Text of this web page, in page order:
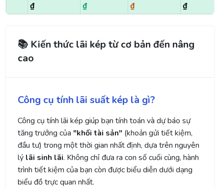
₫
₫
₫
₫
📚 Kiến thức lãi kép từ cơ bản đến nâng
cao
Công cụ tính lãi suất kép là gì?
Công cụ tính lãi kép giúp bạn tính toán và dự báo sự
tăng trưởng của "khối tài sản" (khoản gửi tiết kiệm,
đầu tư) trong một thời gian nhất định, dựa trên nguyên
lý lãi sinh lãi. Không chỉ đưa ra con số cuối cùng, hành
trình tiết kiệm của bạn còn được biểu diễn dưới dạng
biểu đồ trực quan nhất.